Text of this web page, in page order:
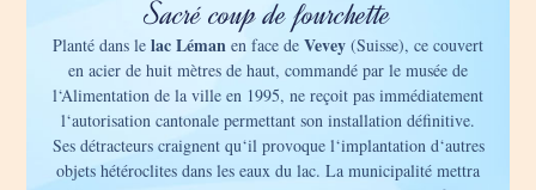
Sacré coup de fourchette
Planté dans le lac Léman en face de Vevey (Suisse), ce couvert
en acier de huit mètres de haut, commandé par le musée de
l‘Alimentation de la ville en 1995, ne reçoit pas immédiatement
l‘autorisation cantonale permettant son installation définitive.
Ses détracteurs craignent qu‘il provoque l‘implantation d‘autres
objets hétéroclites dans les eaux du lac. La municipalité mettra